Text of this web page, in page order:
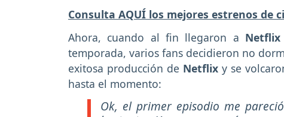
Consulta AQUÍ los mejores estrenos de
Ahora, cuando al fin llegaron a Netflix
temporada, varios fans decidieron no
exitosa producción de Netflixy se
hasta el momento:
Ok, el primer episodio me